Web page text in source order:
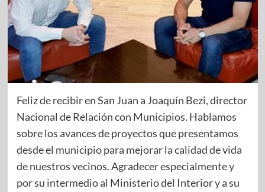
Feliz de recibir en San Juan a Joaquín Bezi, director
Nacional de Relación con Municipios. Hablamos
sobre los avances de proyectos que presentamos
desde el municipio para mejorar la calidad de vida
de nuestros vecinos. Agradecer especialmente y
por su intermedio al Ministerio del Interior y a su